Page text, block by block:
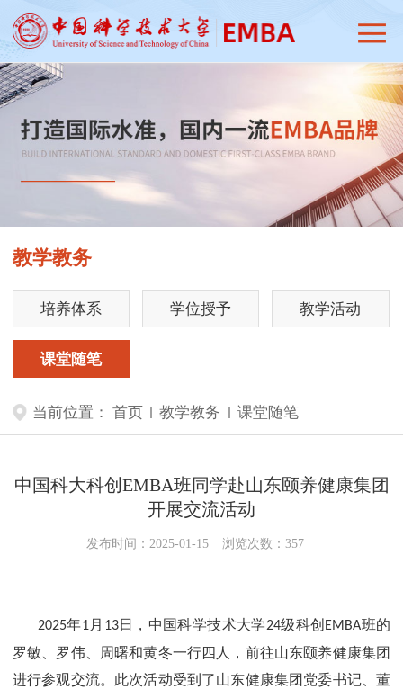
教学教务
培养体系 学位授予 教学活动
课堂随笔
当前位置： 首页 教学教务 课堂随笔
中国科大科创EMBA班同学赴山东颐养健康集团
开展交流活动
发布时间：2025-01-15 浏览次数： 357
2025年1 月 13日，中国科学技术大学24级科创 EMBA班的
罗敏、罗伟、周曙和黄冬一行四人，前往山东颐养健康集团
进行参观交流。此次活动受到了山东健康集团党委书记、董